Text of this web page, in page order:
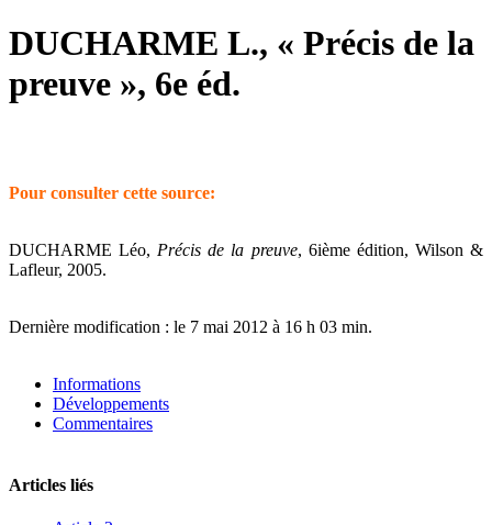
DUCHARME L., « Précis de la
preuve », 6e éd.
Pour consulter cette source:
DUCHARME Léo, Précis de la preuve, 6ième édition, Wilson &
Lafleur, 2005.
Dernière modification : le 7 mai 2012 à 16 h 03 min.
Informations
Développements
Commentaires
Articles liés